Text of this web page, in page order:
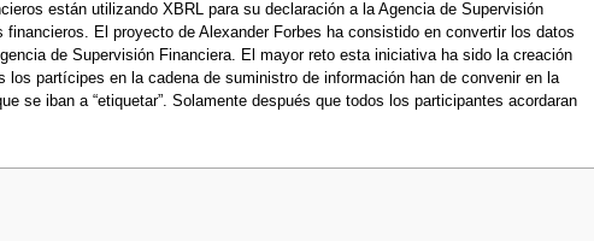
están utilizando XBRL para su declaración a la Agencia de Supervisión
El proyecto de Alexander Forbes ha consistido en convertir los datos
de Supervisión Financiera. El mayor reto esta iniciativa ha sido la creación
partícipes en la cadena de suministro de información han de convenir en la
se iban a “etiquetar”. Solamente después que todos los participantes acordaran